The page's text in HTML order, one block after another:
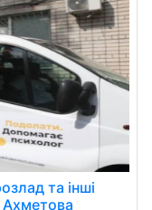
та інші
Ахметова